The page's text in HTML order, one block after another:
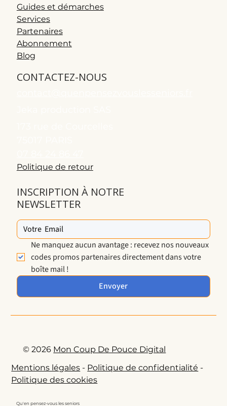
CONTACTEZ-NOUS
Guides et démarches
Services
Partenaires
Abonnement
Blog
Politique de retour
INSCRIPTION À NOTRE
NEWSLETTER
Ne manquez aucun avantage : recevez nos nouveaux
codes promos partenaires directement dans votre
boîte mail !
Envoyer
Qu'en pensez-vous les seniors
© 2026 Mon Coup De Pouce Digital
Mentions légales - Politique de confidentialité -
Politique des cookies